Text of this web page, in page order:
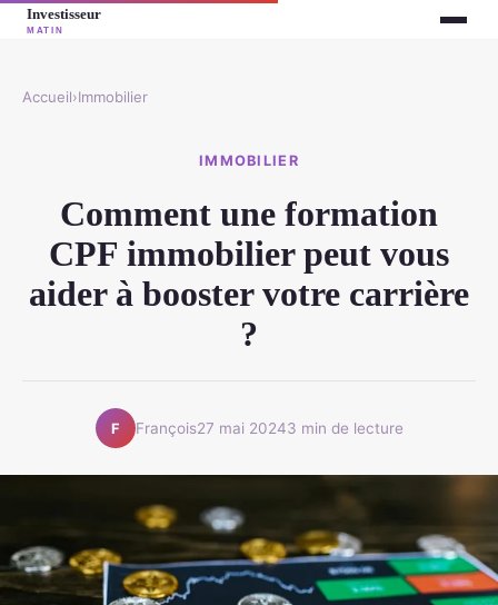
Accueil›Immobilier
IMMOBILIER
Comment une formation
CPF immobilier peut vous
aider à booster votre carrière
?
F François27 mai 20243 min de lecture